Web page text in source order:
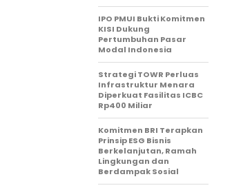
IPO PMUI Bukti Komitmen
KISI Dukung
Pertumbuhan Pasar
Modal Indonesia
Strategi TOWR Perluas
Infrastruktur Menara
Diperkuat Fasilitas ICBC
Rp400 Miliar
Komitmen BRI Terapkan
Prinsip ESG Bisnis
Berkelanjutan, Ramah
Lingkungan dan
Berdampak Sosial